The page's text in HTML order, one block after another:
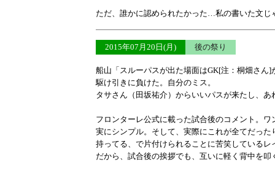
ただ、誰かに認められたかった…私の書いた文
2015年07月20日(月) 後の祭り
船山「スルーパスが出た場面はGK[注：桐畑さん
駆け引きに負けた。自分のミス。
タサさん（田坂祐介）からいいパスが来たし、
フロンターレ公式に載った試合後のコメント。
実にシンプル。そして、実際にこれが全てだった
持ってる、で片付けられることに苦笑している
だから、試合後の挨拶でも、互いに軽く背中を叩